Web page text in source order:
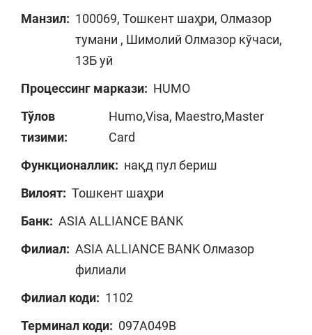
Манзил: 100069, Тошкент шаҳри, Олмазор
тумани , Шимолий Олмазор кўчаси,
13Б уй
Процессинг маркази: HUMO
Тўлов
тизими:
Humo,Visa, Maestro,Master
Card
Функционаллик: нақд пул бериш
Вилоят: Тошкент шаҳри
Банк: ASIA ALLIANCE BANK
Филиал: ASIA ALLIANCE BANK Олмазор
филиали
Филиал коди: 1102
Терминал коди: 097A049B